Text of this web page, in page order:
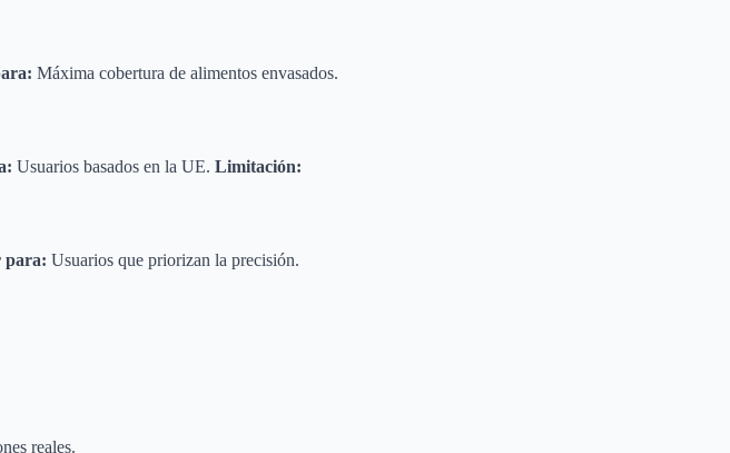
Máxima cobertura de alimentos envasados.
Usuarios basados en la UE. Limitación:
para: Usuarios que priorizan la precisión.
reales.